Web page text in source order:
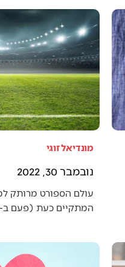
מונדיאל זוגי
נובמבר 30, 2022
עולם הספורט מרותק
המתקיים כעת (פעם ב-4…